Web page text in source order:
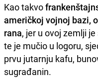
Kao takvo
američkoj vojnoj bazi,
rana, jer u ovoj zemlji
te je mučio u logoru,
prvu jutarnju kafu,
sugrađanin.